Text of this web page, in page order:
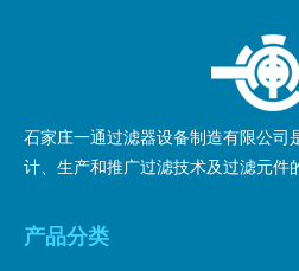
1、用于抗生素发酵液过滤与洗
性炭与脱色过滤(药用葡萄糖液、抗生
结晶)6、口服液(脑心舒、海洋宝等)7
石家庄一通过滤器设备制造有限公司
计、生产和推广过滤技术及过滤元件
产品分类